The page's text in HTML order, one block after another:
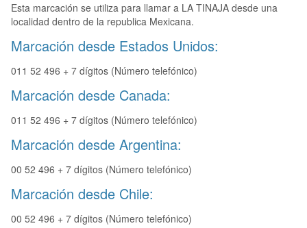
Esta marcación se utiliza para llamar a LA TINAJA desde una
localidad dentro de la republica Mexicana.
Marcación desde Estados Unidos:
011 52 496 + 7 dígitos (Número telefónico)
Marcación desde Canada:
011 52 496 + 7 dígitos (Número telefónico)
Marcación desde Argentina:
00 52 496 + 7 dígitos (Número telefónico)
Marcación desde Chile:
00 52 496 + 7 dígitos (Número telefónico)